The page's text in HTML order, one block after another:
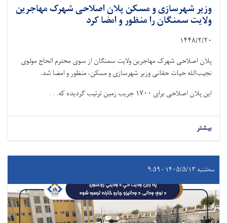
وزیر شهرسازی و مسکن پلان اصلاحی شهرک مهاجرین
ولایت سمنگان را منظور و امضا کرد
۱۴۴۸/۲/۲۰
پلان اصلاحی شهرک مهاجرین ولایت سمنگان از سوی محترم الحاج مولوی
نجیب‌الله حیات حقانی وزیر شهرسازی و مسکن، منظور و امضا شد.
این پلان اصلاحی برای ۱۷۰۰ جریب زمین ترتیب گردیده که. . .
بیشتر
سه‌شنبه ۱۴۰۵/۵/۱۳ - ۹:۵۹